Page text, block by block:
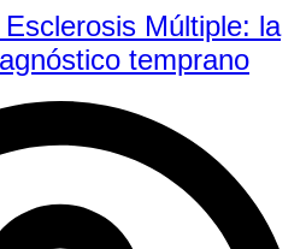
Múltiple: la
temprano